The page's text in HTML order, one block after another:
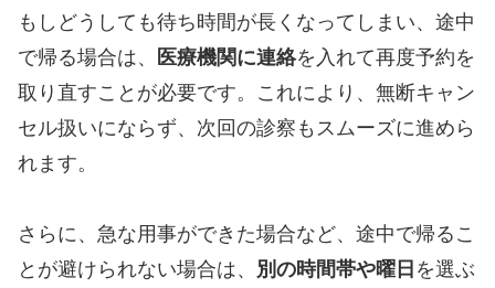
もしどうしても待ち時間が長くなってしまい、途中
で帰る場合は、
医療機関に連絡を入れて再度予約を
取り直すことが必要です。これにより、無断キャン
セル扱いにならず、次回の診察もスムーズに進めら
れます。
さらに、急な用事ができた場合など、途中で帰るこ
とが避けられない場合は、 別の時間帯や曜日 を選ぶ